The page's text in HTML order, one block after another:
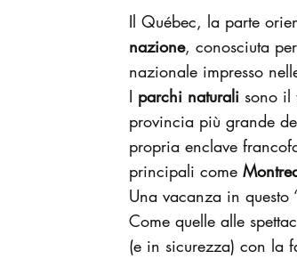
Il Québec, la parte
nazione, conosciuta
nazionale impresso
I parchi naturali sono il
provincia più grande
propria enclave
principali come
Una vacanza in
Come quelle alle
(e in sicurezza) con la